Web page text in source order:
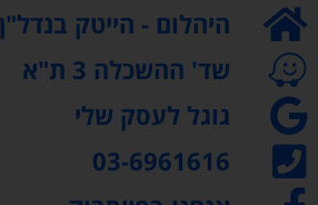
היהלום - הייטק בנדל"ן​
שד' ההשכלה 3 ת"א
גוגל לעסק שלי
03-6961616